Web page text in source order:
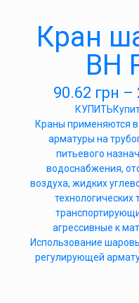
Кран
ВН
90.62 грн –
КУПИТЬ
Краны применяются
арматуры на
питьевого
водоснабжения,
воздуха, жидких
технологических
агрессивные к
Использование
регулирующей